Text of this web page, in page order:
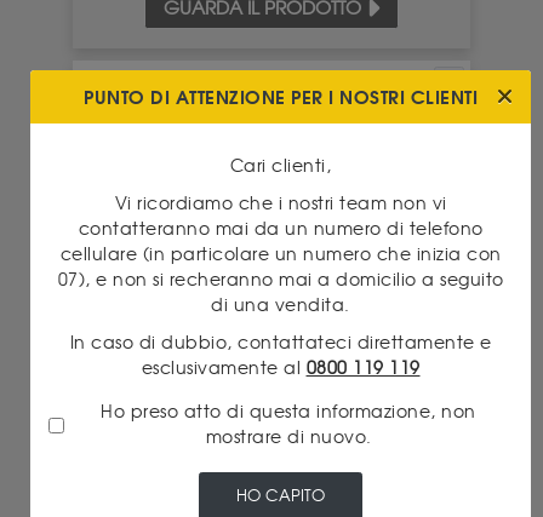
GUARDA IL PRODOTTO
COMPRA QUESTO
PEZZO PER
4 420.00 €
PUNTO DI ATTENZIONE PER I NOSTRI CLIENTI
Cari clienti,
Vi ricordiamo che i nostri team non vi
contatteranno mai da un numero di telefono
cellulare (in particolare un numero che inizia con
07), e non si recheranno mai a domicilio a seguito
di una vendita.
In caso di dubbio, contattateci direttamente e
esclusivamente al 0800 119 119
Ho preso atto di questa informazione, non
mostrare di nuovo.
HO CAPITO